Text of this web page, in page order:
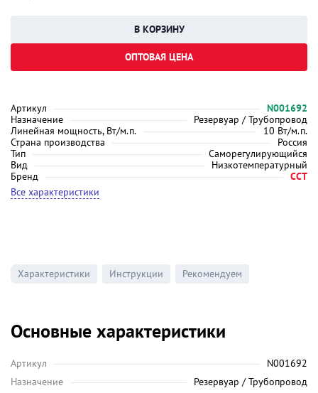
Артикул
N001692
Назначение
Резервуар / Трубопровод
Линейная мощность, Вт/м.п.
10 Вт/м.п.
Страна производства
Россия
Тип
Саморегулирующийся
Вид
Низкотемпературный
Бренд
ССТ
Все характеристики
ОПТОВАЯ ЦЕНА
Характеристики Инструкции Рекомендуем
Основные характеристики
Артикул
N001692
Назначение
Резервуар / Трубопровод